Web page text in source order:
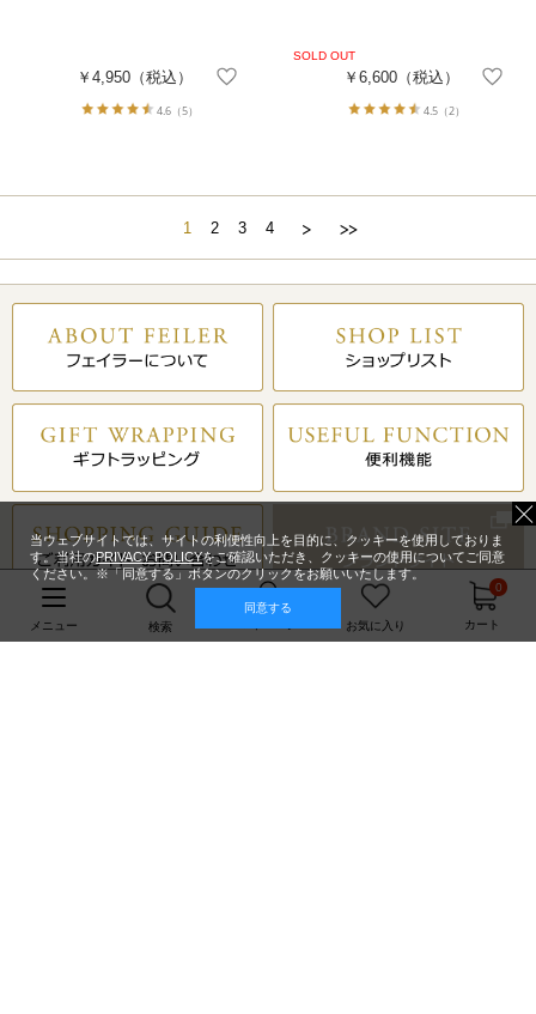
￥4,950 （税込）
4.6 （5）
￥6,600（税込）
4.5（2）
1 2 3 4
メニュー 検索 お気に入り
0
カート
当ウェブサイトでは、サイトの利便性向上を目的に、クッキーを使用しておりま
す。当社のPRIVACY POLICYをご確認いただき、クッキーの使用についてご同意
ください。※「同意する」ボタンのクリックをお願いいたします。
同意する